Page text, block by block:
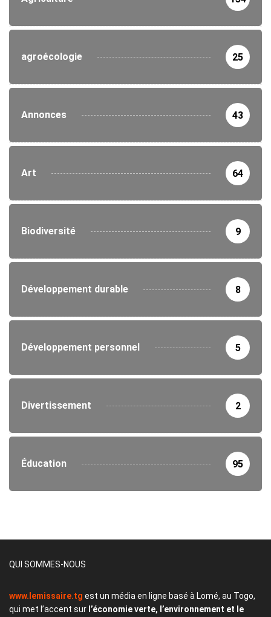
agroécologie 25
Annonces 43
Art 64
Biodiversité 9
Développement durable 8
Développement personnel 5
Divertissement 2
Éducation 95
QUI SOMMES-NOUS
www.lemissaire.tg est un média en ligne basé à Lomé, au Togo,
qui met l’accent sur l’économie verte, l’environnement et le